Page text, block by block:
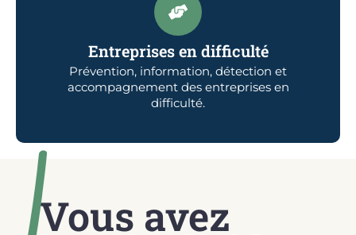
Entreprises en difficulté
Prévention, information, détection et
accompagnement des entreprises en
difficulté.
Vous avez